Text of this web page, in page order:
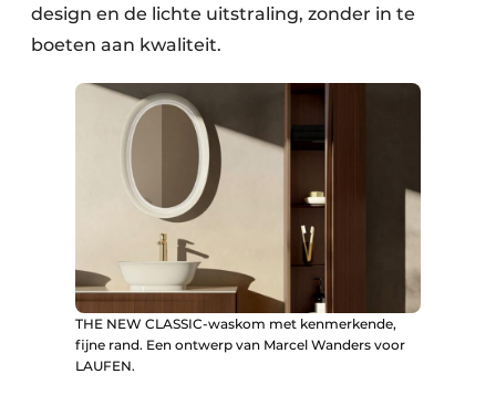
design en de lichte uitstraling, zonder in te
boeten aan kwaliteit.
THE NEW CLASSIC-waskom met kenmerkende,
fijne rand. Een ontwerp van Marcel Wanders voor
LAUFEN.